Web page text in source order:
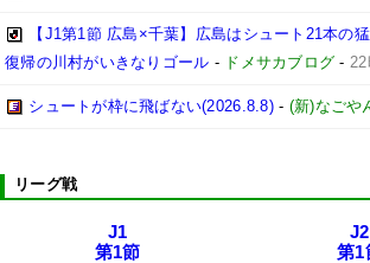
【J1第1節 広島×千葉】広島はシュート21本の
復帰の川村がいきなりゴール - ドメサカブログ - 22
シュートが枠に飛ばない(2026.8.8)- (新)なごや
リーグ戦
J1
第1節
J2
第1